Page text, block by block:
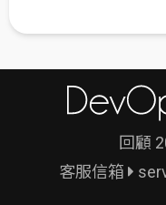
回顧
客服信箱